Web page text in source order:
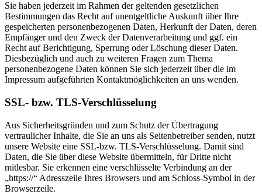
Sie haben jederzeit im Rahmen der geltenden gesetzlichen
Bestimmungen das Recht auf unentgeltliche Auskunft über Ihre
gespeicherten personenbezogenen Daten, Herkunft der Daten, deren
Empfänger und den Zweck der Datenverarbeitung und ggf. ein
Recht auf Berichtigung, Sperrung oder Löschung dieser Daten.
Diesbezüglich und auch zu weiteren Fragen zum Thema
personenbezogene Daten können Sie sich jederzeit über die im
Impressum aufgeführten Kontaktmöglichkeiten an uns wenden.
SSL- bzw. TLS-Verschlüsselung
Aus Sicherheitsgründen und zum Schutz der Übertragung
vertraulicher Inhalte, die Sie an uns als Seitenbetreiber senden, nutzt
unsere Website eine SSL-bzw. TLS-Verschlüsselung. Damit sind
Daten, die Sie über diese Website übermitteln, für Dritte nicht
mitlesbar. Sie erkennen eine verschlüsselte Verbindung an der
„https://“ Adresszeile Ihres Browsers und am Schloss-Symbol in der
Browserzeile.